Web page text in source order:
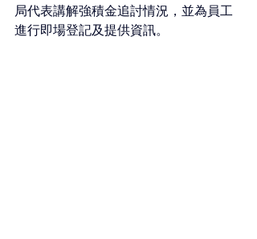
局代表講解強積金追討情況，並為員工
進行即場登記及提供資訊。